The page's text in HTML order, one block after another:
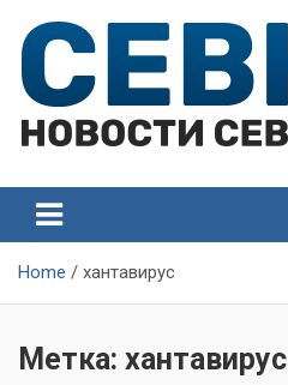
content
Севастополя
Севастополя
Home хантавирус
Метка: хантавирус